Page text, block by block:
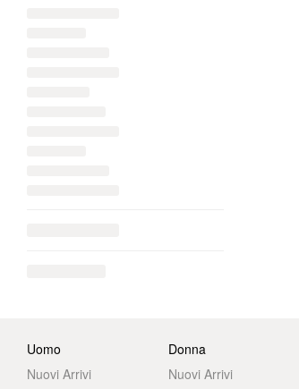
Uomo
Nuovi Arrivi
Donna
Nuovi Arrivi